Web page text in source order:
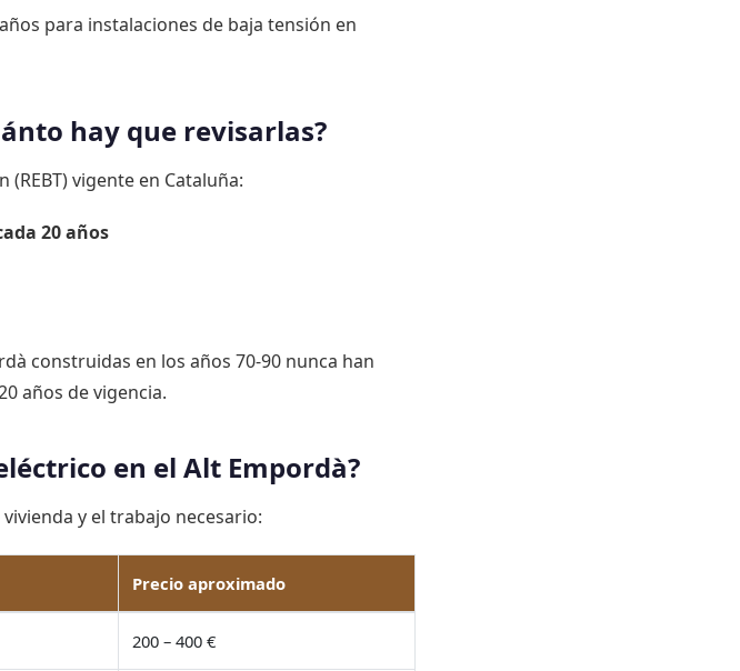
para instalaciones de baja tensión en
hay que revisarlas?
vigente en Cataluña:
20 años
construidas en los años 70-90 nunca han
años de vigencia.
en el Alt Empordà?
y el trabajo necesario:
Precio aproximado
200 – 400 €